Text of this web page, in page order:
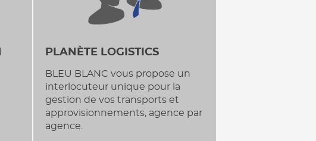
PLANÈTE LOGISTICS
BLEU BLANC vous propose un
interlocuteur unique pour la
gestion de vos transports et
approvisionnements, agence par
agence.